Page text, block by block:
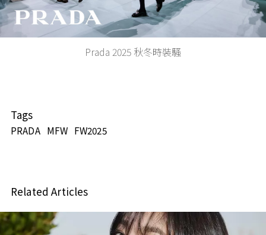
Video
Prada 2025 秋冬時裝騷
Tags
PRADA MFW FW2025
Related Articles